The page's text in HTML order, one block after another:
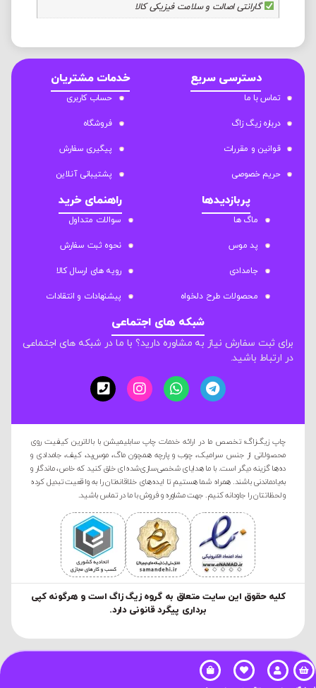
گارانتی اصالت و سلامت فیزیکی کالا
دسترسی سریع
تماس با ما
درباره زیگ زاگ
قوانین و مقررات
حریم خصوصی
خدمات مشتریان
حساب کاربری
فروشگاه
پیگیری سفارش
پشتیبانی آنلاین
پربازدیدها
ماگ ها
پد موس
جامدادی
محصولات طرح دلخواه
راهنمای خرید
سوالات متداول
نحوه ثبت سفارش
رویه های ارسال کالا
پیشنهادات و انتقادات
شبکه های اجتماعی
برای ثبت سفارش نیاز به مشاوره دارید؟ با ما در شبکه های اجتماعی
در ارتباط باشید.
چاپ زیگ‌زاگ؛ تخصص ما در ارائه خدمات چاپ سابلیمیشن با بالاترین کیفیت روی
محصولاتی از جنس سرامیک، چوب و پارچه همچون ماگ، موس‌پد، کیف، جامدادی و
ده‌ها گزینه دیگر است. با ما هدایای شخصی‌سازی‌شده‌ای خلق کنید که خاص، ماندگار و
به‌یادماندنی باشند. همراه شما هستیم تا ایده‌های خلاقانه‌تان را به واقعیت تبدیل کرده
و لحظاتتان را جاودانه کنیم. جهت مشاوره و فروش با ما در تماس باشید.
کليه حقوق این سایت متعلق به گروه زیگ زاگ است و هرگونه کپی
برداری پیگرد قانونی دارد.